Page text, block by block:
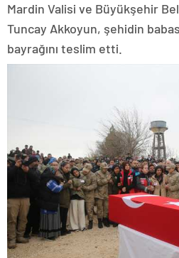
Mardin Valisi ve Büyükşehir
Tuncay Akkoyun, şehidin
bayrağını teslim etti.